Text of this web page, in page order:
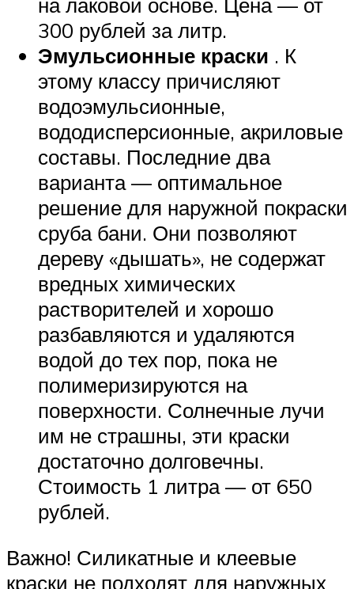
300 рублей за литр.
Эмульсионные краски . К
этому классу причисляют
водоэмульсионные,
вододисперсионные, акриловые
составы. Последние два
варианта — оптимальное
решение для наружной покраски
сруба бани. Они позволяют
дереву «дышать», не содержат
вредных химических
растворителей и хорошо
разбавляются и удаляются
водой до тех пор, пока не
полимеризируются на
поверхности. Солнечные лучи
им не страшны, эти краски
достаточно долговечны.
Стоимость 1 литра — от 650
рублей.
Важно! Силикатные и клеевые
краски не подходят для наружных